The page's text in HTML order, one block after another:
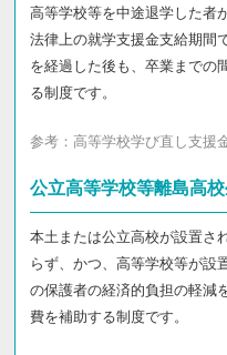
高等学校等を中途退学した者
法律上の就学支援金支給期間
を経過した後も、卒業までの
る制度です。
参考： 高等学校学び直し支援
公立高等学校等離島高
本土または公立高校が設置さ
らず、かつ、高等学校等が設
の保護者の経済的負担の軽減
費を補助する制度です。